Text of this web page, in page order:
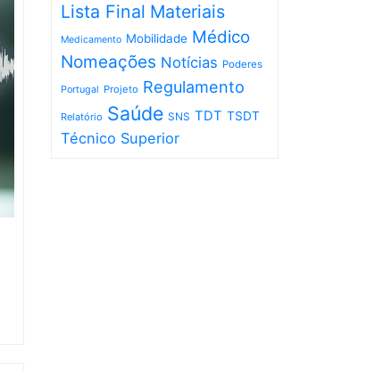
Lista Final Materiais
Medicamento Mobilidade Médico
Nomeações Notícias Poderes
Portugal Projeto Regulamento
Relatório Saúde SNS TDT TSDT
Técnico Superior